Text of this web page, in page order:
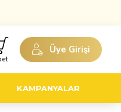
Üye Girişi
KAMPANYALAR